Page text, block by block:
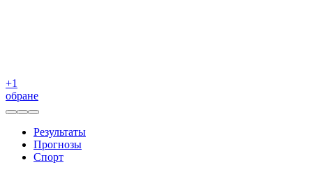
+1
обране
Результаты
Прогнозы
Спорт